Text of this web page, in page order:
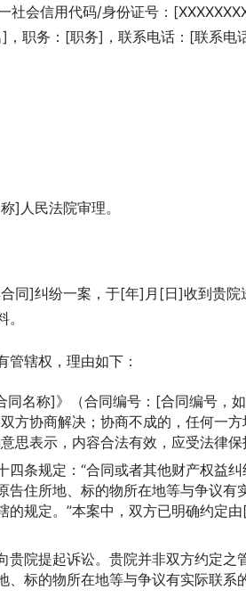
社会信用代码/身份证号：
职务：[职务]，联系电话：[联系电
]人民法院审理。
同]纠纷一案，于[年]月[日]收到贵
辖权，理由如下：
名称]》（合同编号：[合同编号，
方协商解决；协商不成的，任何一
思表示，内容合法有效，应受法律保
条规定：“合同或者其他财产权益
告住所地、标的物所在地等与争议有
的规定。”本案中，双方已明确约定
贵院提起诉讼。贵院并非双方约定之
、标的物所在地等与争议有实际联系